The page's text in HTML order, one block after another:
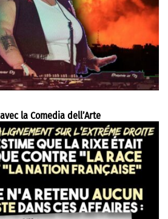
la Comedia dell’Arte